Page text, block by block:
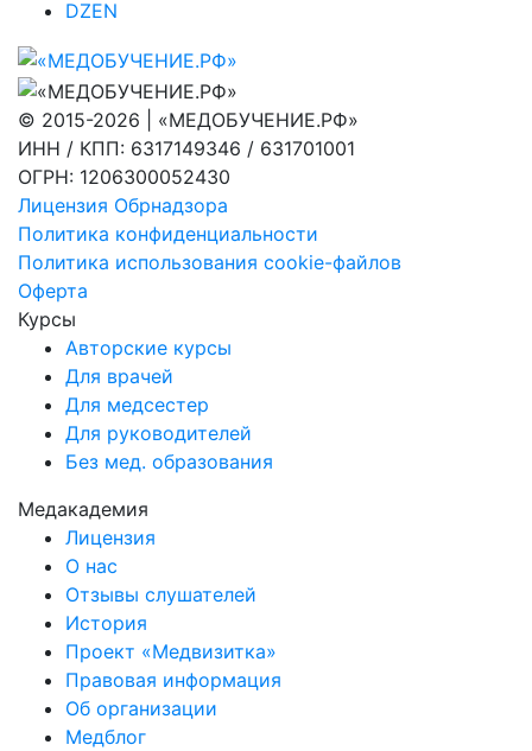
DZEN
© 2015-2026 | «МЕДОБУЧЕНИЕ.РФ»
ИНН / КПП: 6317149346 / 631701001
ОГРН: 1206300052430
Лицензия Обрнадзора
Политика конфиденциальности
Политика использования cookie-файлов
Оферта
Курсы
Авторские курсы
Для врачей
Для медсестер
Для руководителей
Без мед. образования
Медакадемия
Лицензия
О нас
Отзывы слушателей
История
Проект «Медвизитка»
Правовая информация
Об организации
Медблог